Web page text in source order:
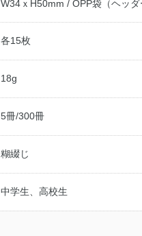
W34ｘH50mm / OPP袋（ヘッダ
各15枚
18g
5冊/300冊
糊綴じ
中学生、高校生